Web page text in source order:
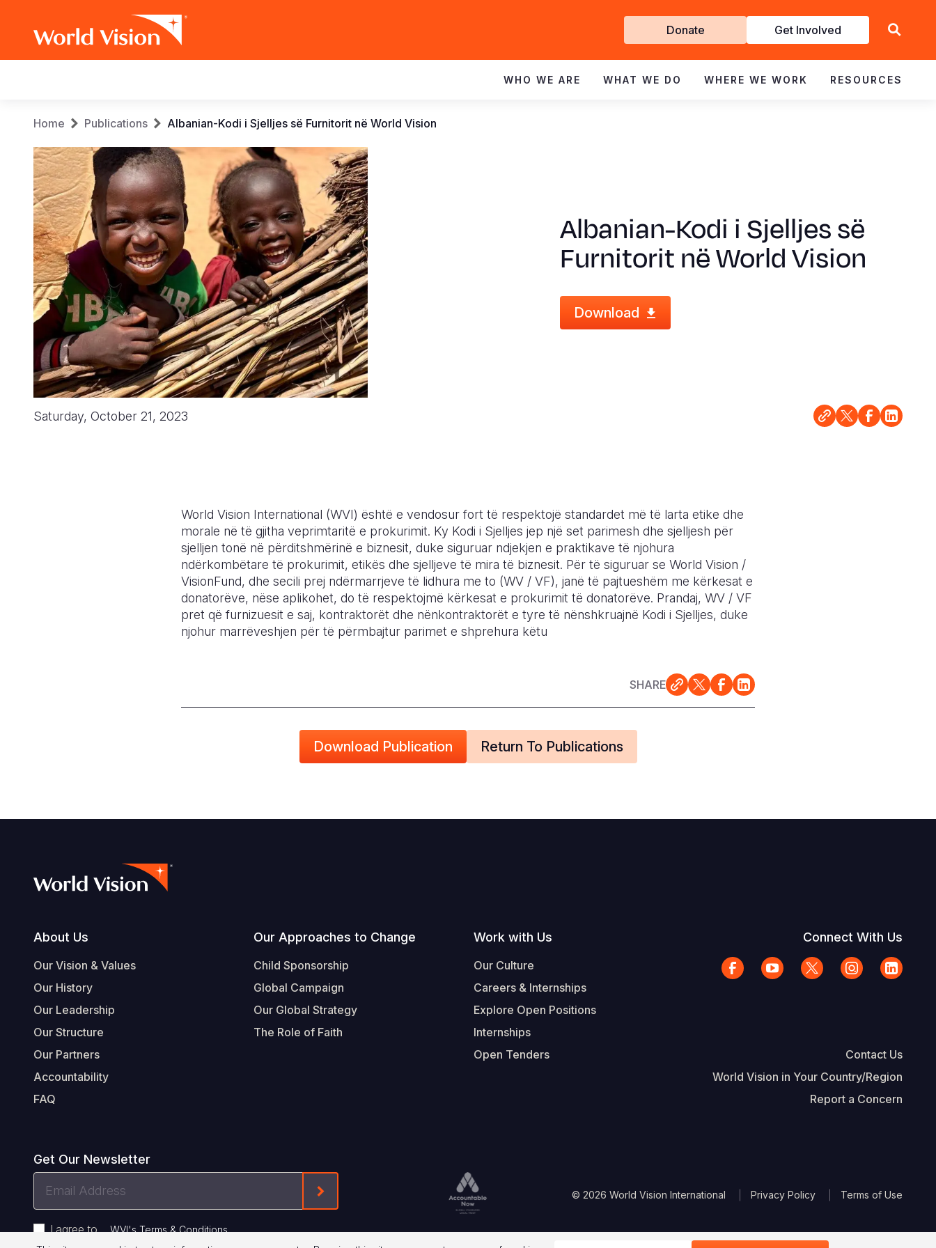
content
Get
Involved
Donate Get Involved
navigation
WHO WE ARE WHAT WE DO WHERE WE WORK RESOURCES
Breadcrumb
Home Publications Albanian-Kodi i Sjelljes së Furnitorit në World Vision
Albanian-Kodi i Sjelljes së
Furnitorit në World Vision
Download
Saturday, October 21, 2023
World Vision International (WVI) është e vendosur fort të respektojë standardet më të larta etike dhe
morale në të gjitha veprimtaritë e prokurimit. Ky Kodi i Sjelljes jep një set parimesh dhe sjelljesh për
sjelljen tonë në përditshmërinë e biznesit, duke siguruar ndjekjen e praktikave të njohura
ndërkombëtare të prokurimit, etikës dhe sjelljeve të mira të biznesit. Për të siguruar se World Vision /
VisionFund, dhe secili prej ndërmarrjeve të lidhura me to (WV / VF), janë të pajtueshëm me kërkesat e
donatorëve, nëse aplikohet, do të respektojmë kërkesat e prokurimit të donatorëve. Prandaj, WV / VF
pret që furnizuesit e saj, kontraktorët dhe nënkontraktorët e tyre të nënshkruajnë Kodi i Sjelljes, duke
njohur marrëveshjen për të përmbajtur parimet e shprehura këtu
SHARE
Download Publication Return To Publications
Footer
About Us
Our Vision & Values
Our History
Our Leadership
Our Structure
Our Partners
Accountability
FAQ
Our Approaches to Change
Child Sponsorship
Global Campaign
Our Global Strategy
The Role of Faith
Work with Us
Our Culture
Careers & Internships
Explore Open Positions
Internships
Open Tenders
Connect With Us
Contact Us
World Vision in Your Country/Region
Report a Concern
Get Our Newsletter
I agree to WVI's Terms & Conditions.
Form-Submit-Link On The Mailchimp Signup In The Footer
Legal
© 2026 World Vision International Privacy Policy Terms of Use